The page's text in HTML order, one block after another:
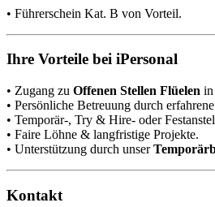
• Führerschein Kat. B von Vorteil.
Ihre Vorteile bei iPersonal
• Zugang zu Offenen Stellen Flüelen in
• Persönliche Betreuung durch
• Temporär-, Try & Hire- oder
• Faire Löhne & langfristige Projekte.
• Unterstützung durch unser
Kontakt